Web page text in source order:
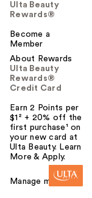
Ulta Beauty
Rewards®
Become a
Member
About Rewards
Ulta Beauty
Rewards®
Credit Card
Earn 2 Points per
$1² + 20% off the
first purchase¹ on
your new card at
Ulta Beauty. Learn
More & Apply.
Manage my card